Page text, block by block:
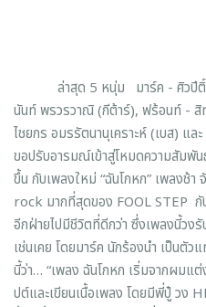
ล่าสุด 5 หนุ่ม มาร์ค - ศิวปีติ์ ม
นันท์ พรวรวาณิ (กีต้าร์), ฟร้อนท์ -
ไชยกร อมรรัตนานุเคราะห์ (เบส)
ขอปรับอารมณ์เข้าสู่โหมดความสัมพั
ขึ้น กับเพลงใหม่ “ฉันโกหก” เพลง
rock มากที่สุดของ FOOL STEP กั
อีกฝ่ายไปมีชีวิตที่ดีกว่า ซึ่งเพลงนี้ว
เช่นเคย โดยมาร์ค นักร้องนำ เป็นตัว
นี้ว่า… “เพลง ฉันโกหก เริ่มจากผมแ
ปต์และเขียนเนื้อเพลง โดยมีพี่ปู๋ วง